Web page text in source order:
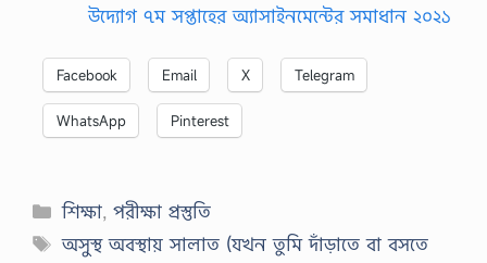
উদ্যোগ ৭ম সপ্তাহের অ্যাসাইনমেন্টের সমাধান ২০২১
Facebook Email X Telegram
WhatsApp Pinterest
Categories
শিক্ষা,পরীক্ষা প্রস্তুতি
Tags
অসুস্থ অবস্থায় সালাত (যখন তুমি দাঁড়াতে বা বসতে